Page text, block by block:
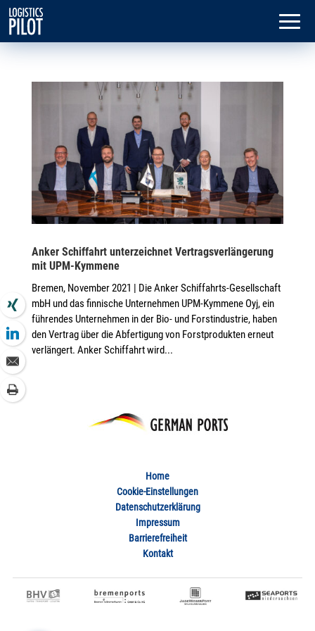
Anker Schiffahrt unterzeichnet Vertragsverlängerung
mit UPM-Kymmene
Bremen, November 2021 | Die Anker Schiffahrts-Gesellschaft
mbH und das finnische Unternehmen UPM-Kymmene Oyj, ein
führendes Unternehmen in der Bio- und Forstindustrie, haben
den Vertrag über die Abfertigung von Forstprodukten erneut
verlängert. Anker Schiffahrt wird...
Home
Cookie-Einstellungen
Datenschutzerklärung
Impressum
Barrierefreiheit
Kontakt